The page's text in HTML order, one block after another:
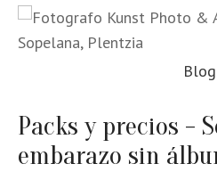
Blog
Packs y precios -
embarazo sin